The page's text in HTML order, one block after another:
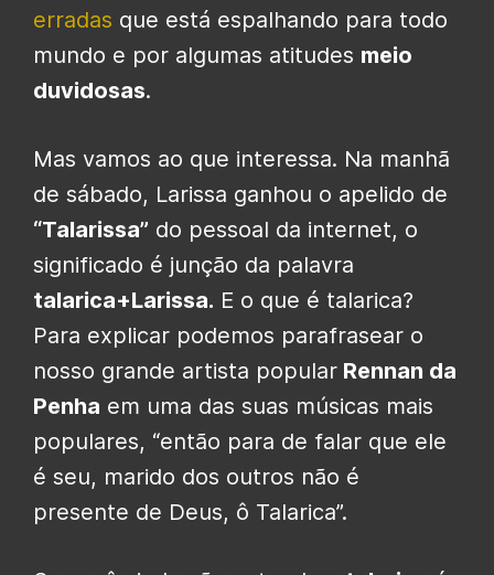
erradas que está espalhando para todo
mundo e por algumas atitudes meio
duvidosas.
Mas vamos ao que interessa. Na manhã
de sábado, Larissa ganhou o apelido de
“Talarissa” do pessoal da internet, o
significado é junção da palavra
talarica+Larissa. E o que é talarica?
Para explicar podemos parafrasear o
nosso grande artista popular Rennan da
Penha em uma das suas músicas mais
populares, “então para de falar que ele
é seu, marido dos outros não é
presente de Deus, ô Talarica”.